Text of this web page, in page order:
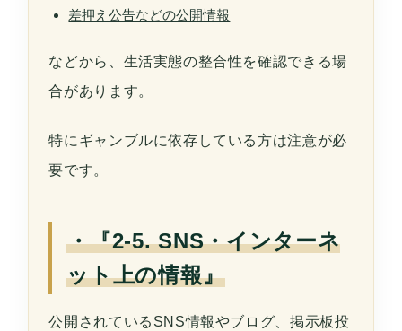
差押え公告などの公開情報
などから、生活実態の整合性を確認できる場
合があります。
特にギャンブルに依存している方は注意が必
要です。
・『2-5. SNS・インターネ
ット上の情報』
公開されているSNS情報やブログ、掲示板投